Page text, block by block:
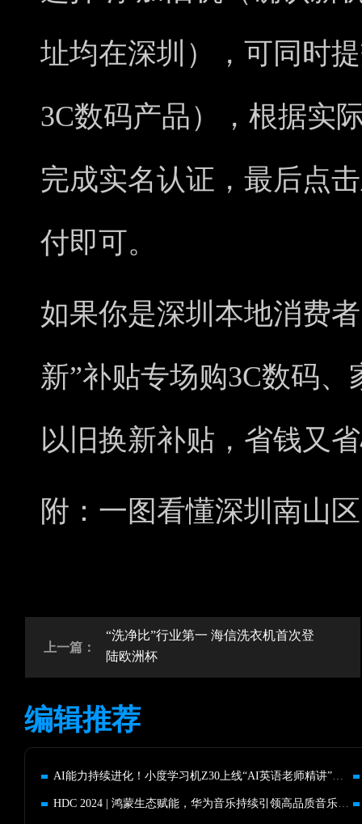
址均在深圳），可同时
3C数码产品），根据实
完成实名认证，最后点
付即可。
如果你是深圳本地消费
新”补贴专场购3C数码
以旧换新补贴，省钱又
附：一图看懂深圳南山
上一篇：
“洗净比”行业第一 海信洗衣机首次登
陆欧洲杯
编辑推荐
AI能力持续进化！小度学习机Z30上线“AI英语老师精讲”功能
HDC 2024 | 鸿蒙生态赋能，华为音乐持续引领高品质音乐体验